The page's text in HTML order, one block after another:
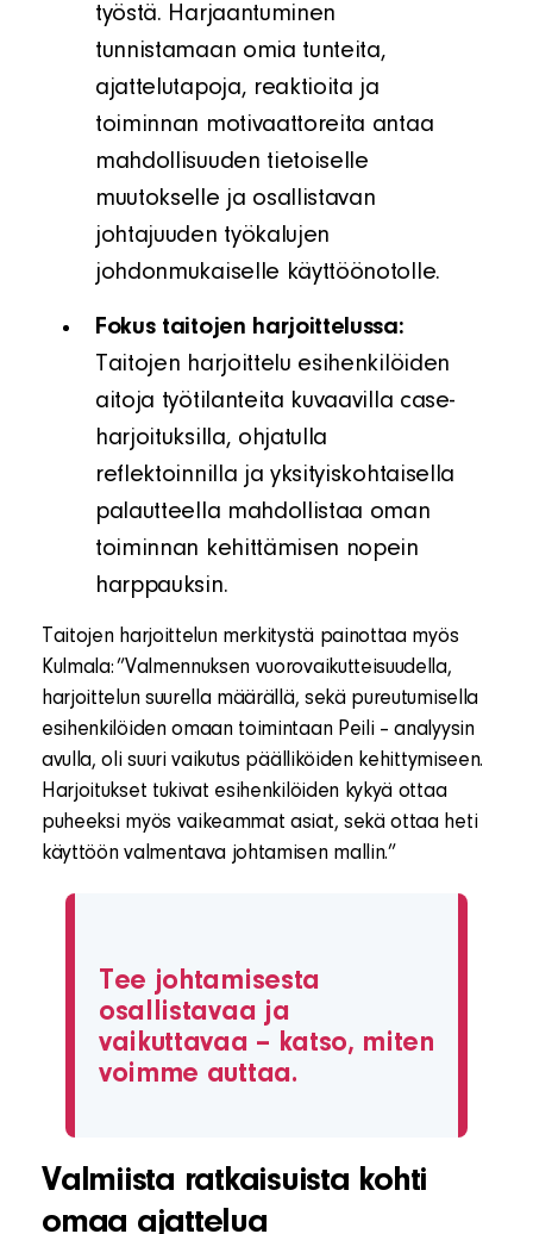
työstä. Harjaantuminen
tunnistamaan omia tunteita,
ajattelutapoja, reaktioita ja
toiminnan motivaattoreita antaa
mahdollisuuden tietoiselle
muutokselle ja osallistavan
johtajuuden työkalujen
johdonmukaiselle käyttöönotolle.
Fokus taitojen harjoittelussa:
Taitojen harjoittelu esihenkilöiden
aitoja työtilanteita kuvaavilla case-
harjoituksilla, ohjatulla
reflektoinnilla ja yksityiskohtaisella
palautteella mahdollistaa oman
toiminnan kehittämisen nopein
harppauksin.
Taitojen harjoittelun merkitystä painottaa myös
Kulmala: ”Valmennuksen vuorovaikutteisuudella,
harjoittelun suurella määrällä, sekä pureutumisella
esihenkilöiden omaan toimintaan Peili – analyysin
avulla, oli suuri vaikutus päälliköiden kehittymiseen.
Harjoitukset tukivat esihenkilöiden kykyä ottaa
puheeksi myös vaikeammat asiat, sekä ottaa heti
käyttöön valmentava johtamisen mallin.”
Tee johtamisesta
osallistavaa ja
vaikuttavaa – katso, miten
voimme auttaa.
Valmiista ratkaisuista kohti
omaa ajattelua